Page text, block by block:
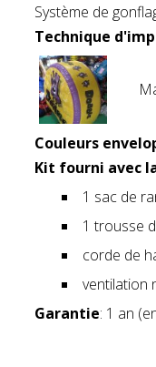
Système de
Technique
Couleurs
Kit fourni avec
1 sac de
1 trousse
corde de
ventilation
Garantie: 1 an